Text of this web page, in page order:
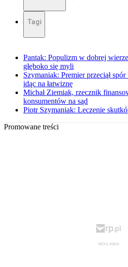
Tagi
Pantak: Populizm w dobrej
głęboko się myli
Szymaniak: Premier przeciął
idąc na łatwiznę
Michał Ziemiak, rzecznik
konsumentów na sąd
Piotr Szymaniak: Leczenie
Promowane treści